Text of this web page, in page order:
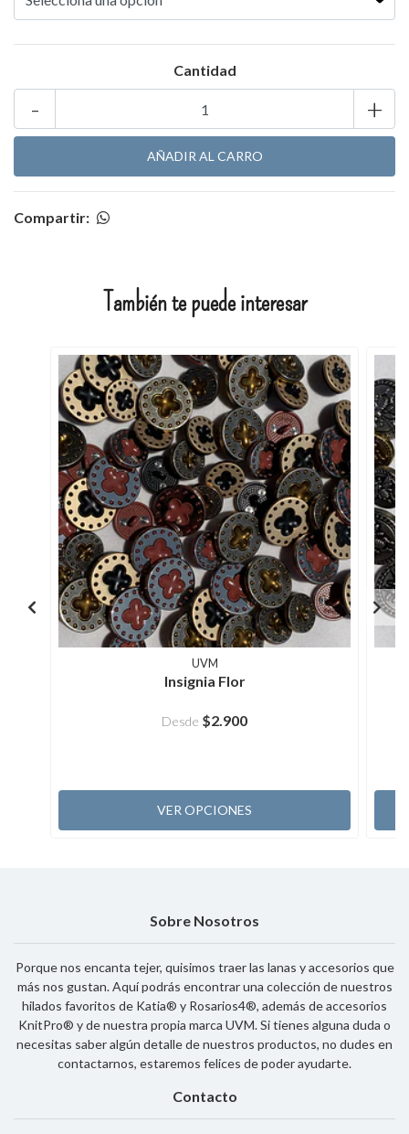
Cantidad
+
-
Compartir:
También te puede interesar
UVM
Insignia Flor
Desde $2.900
VER OPCIONES
Sobre Nosotros
Porque nos encanta tejer, quisimos traer las lanas y accesorios que
más nos gustan. Aquí podrás encontrar una colección de nuestros
hilados favoritos de Katia® y Rosarios4®, además de accesorios
KnitPro® y de nuestra propia marca UVM. Si tienes alguna duda o
necesitas saber algún detalle de nuestros productos, no dudes en
contactarnos, estaremos felices de poder ayudarte.
Contacto